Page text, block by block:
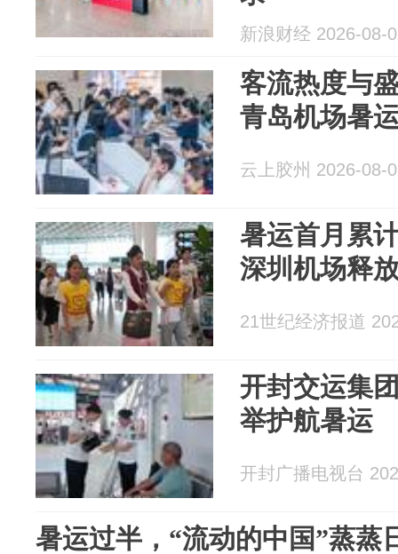
新浪财经 2026-08-
客流热度与
青岛机场暑
云上胶州 2026-08-
暑运首月累
深圳机场释
21世纪经济报道
开封交运集
举护航暑运
开封广播电视台
暑运过半，“流动的中国”蒸蒸